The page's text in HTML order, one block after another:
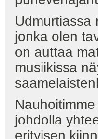
Udmurtiassa
jonka olen
on auttaa
musiikissa
johdolla
erityisen